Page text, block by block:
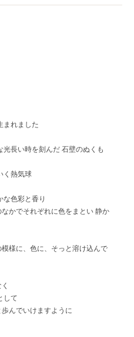
まれました
長い時を刻んだ 石壁のぬくも
く熱気球
な色彩と香り
かでそれぞれに色をまとい 静か
様に、色に、そっと溶け込んで
して
んでいけますように